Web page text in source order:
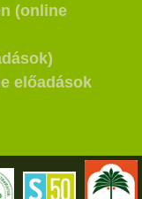
(online
előadások